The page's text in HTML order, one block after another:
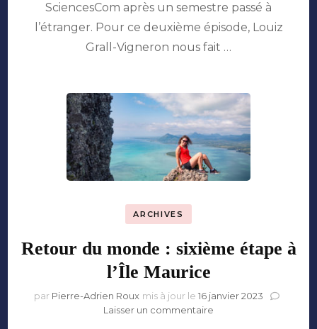
deuxième
opus
en
Arménie
SciencesCom après un semestre passé à
l’étranger. Pour ce deuxième épisode, Louiz
Grall-Vigneron nous fait …
ARCHIVES
Retour du monde : sixième étape à
l’Île Maurice
par Pierre-Adrien Roux mis à jour le 16 janvier 2023
Laisser un commentaire